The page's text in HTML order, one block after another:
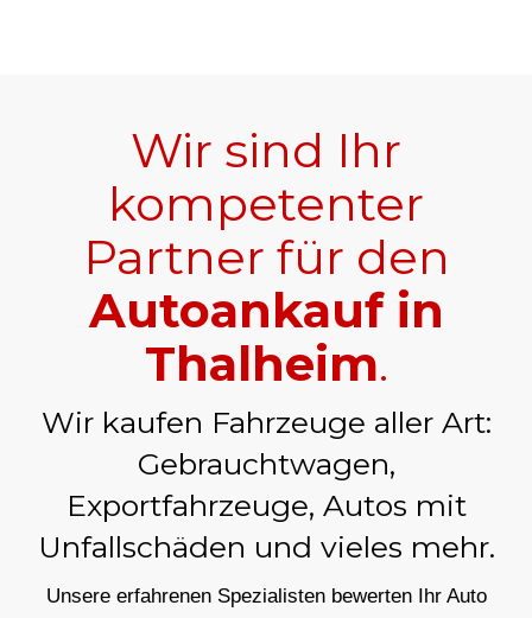
Wir sind Ihr
kompetenter
Partner für den
Autoankauf in
Thalheim.
Wir kaufen Fahrzeuge aller Art:
Gebrauchtwagen,
Exportfahrzeuge, Autos mit
Unfallschäden und vieles mehr.
Unsere erfahrenen Spezialisten bewerten Ihr Auto